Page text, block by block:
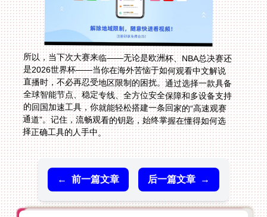
所以，当下次大赛来临——无论是欧洲杯、NBA总决赛还
是2026世界杯——当你在海外苦恼于如何观看中文解说
直播时，不必再忍受地区限制的困扰。通过选择一款具备
全球智能节点、稳定专线、全方位安全保障和多设备支持
的回国加速工具，你就能轻松搭建一条回家的“高速观赛
通道”。记住，流畅观看的钥匙，始终掌握在懂得如何选
择正确工具的人手中。
← 前一篇文章 后一篇文章 →